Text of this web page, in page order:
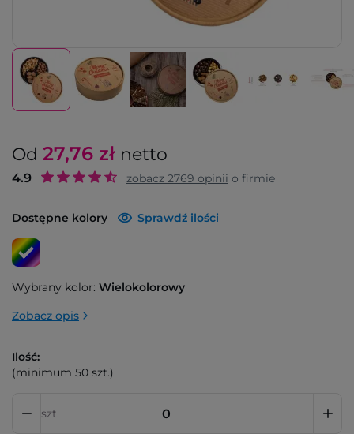
Od 27,76 zł netto
4.9 zobacz 2769 opinii o firmie
Dostępne kolory Sprawdź ilości
Wybrany kolor: Wielokolorowy
Zobacz opis
Ilość:
(minimum 50 szt.)
szt.